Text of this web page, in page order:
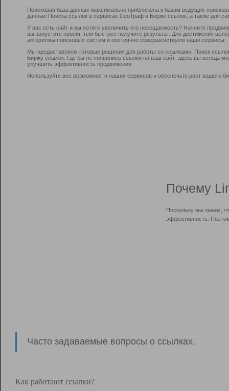
Поисковая база данных максимально приближена к базам ведущих
данные Поиска ссылок в сервисах СеоТраф и Бирже ссылок, а также для
У вас есть сайт и вы хотите увеличить его посещаемость? Начните
вы запустите проект, тем быстрее получите результат. Для достижения
алгоритмы поисковых систем и постоянно совершенствуем наши сервисы.
Мы предоставляем готовые решения для работы со ссылками: Поиск
Биржу ссылок. Где бы не появились ссылки на ваш сайт, здесь вы всегда
улучшить эффективность продвижения.
Используйте все возможности наших сервисов и обеспечьте рост вашего
Почему
Поскольку мы знаем,
эффективность.
Часто задаваемые вопросы о ссылках.
Как работают ссылки?